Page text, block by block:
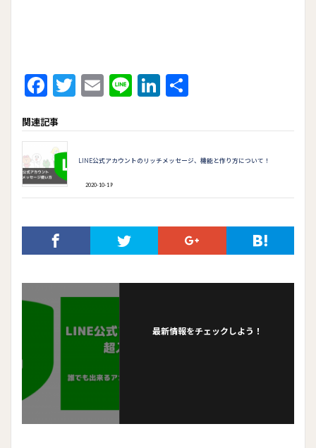
F
e
b
o
o
k
T
itt
er
E
ai
l
Li
e
Li
ke
dI
関連記事
LINE公式アカウントのリッチメッセージ、機能と作り方について！
2020-10-19
最新情報をチェックしよう！